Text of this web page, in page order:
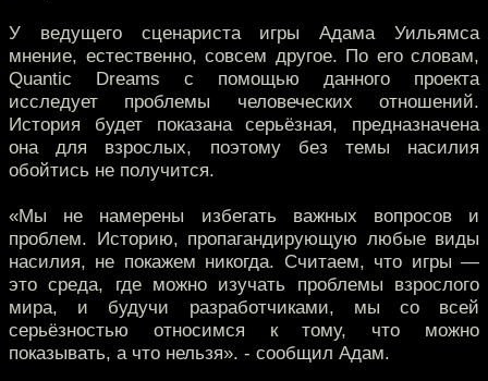
У ведущего сценариста игры Адама Уильямса
мнение, естественно, совсем другое. По его словам,
Quantic Dreams с помощью данного проекта
исследует проблемы человеческих отношений.
История будет показана серьёзная, предназначена
она для взрослых, поэтому без темы насилия
обойтись не получится.
«Мы не намерены избегать важных вопросов и
проблем. Историю, пропагандирующую любые виды
насилия, не покажем никогда. Считаем, что игры —
это среда, где можно изучать проблемы взрослого
мира, и будучи разработчиками, мы со всей
серьёзностью относимся к тому, что можно
показывать, а что нельзя». - сообщил Адам.